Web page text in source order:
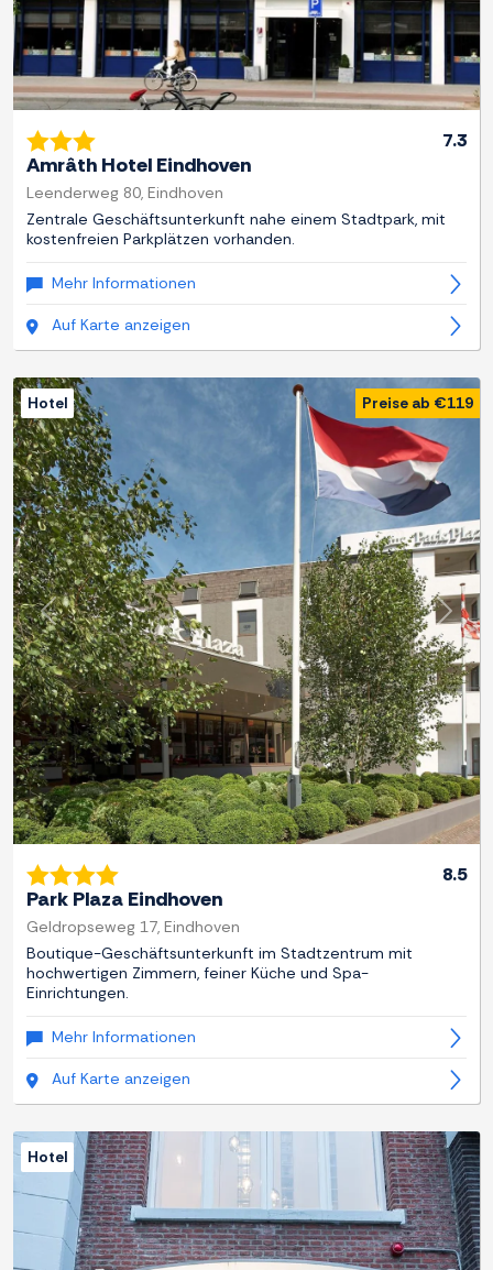
7.3
Amrâth Hotel Eindhoven
Leenderweg 80, Eindhoven
Zentrale Geschäftsunterkunft nahe einem Stadtpark, mit
kostenfreien Parkplätzen vorhanden.
Mehr Informationen
Auf Karte anzeigen
Zurück
Hotel Preise ab €119
8.5
Park Plaza Eindhoven
Geldropseweg 17, Eindhoven
Boutique-Geschäftsunterkunft im Stadtzentrum mit
hochwertigen Zimmern, feiner Küche und Spa-
Einrichtungen.
Mehr Informationen
Auf Karte anzeigen
Hotel